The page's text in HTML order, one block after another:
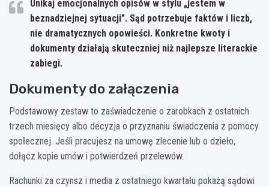
Unikaj emocjonalnych opisów w stylu „jestem w
beznadziejnej sytuacji”. Sąd potrzebuje faktów i liczb,
nie dramatycznych opowieści. Konkretne kwoty i
dokumenty działają skuteczniej niż najlepsze literackie
zabiegi.
Dokumenty do załączenia
Podstawowy zestaw to zaświadczenie o zarobkach z ostatnich
trzech miesięcy albo decyzja o przyznaniu świadczenia z pomocy
społecznej. Jeśli pracujesz na umowę zlecenie lub o dzieło,
dołącz kopie umów i potwierdzeń przelewów.
Rachunki za czynsz i media z ostatniego kwartału pokażą sądowi